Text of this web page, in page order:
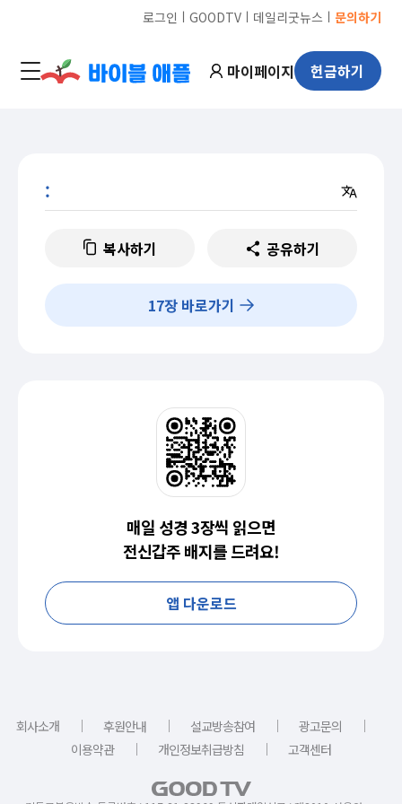
로그인 ㅣ GOODTVㅣ 데일리굿뉴스 ㅣ 문의하기
마이페이지 헌금하기
:
복사하기 공유하기
17장 바로가기
매일 성경 3장씩 읽으면
전신갑주 배지를 드려요!
앱 다운로드
회사소개 ｜ 후원안내 ｜ 설교방송참여 ｜ 광고문의
｜
이용약관
｜ 개인정보취급방침 ｜ 고객센터